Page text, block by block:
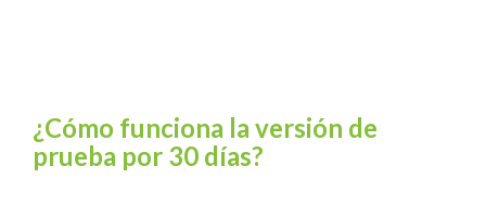
PREGUNTAS FRECUENTES
¿Cómo funciona la versión de
prueba por 30 días?